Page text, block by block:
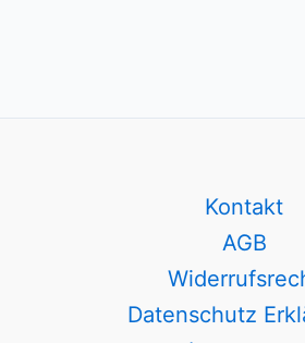
Kontakt
AGB
Datenschutz